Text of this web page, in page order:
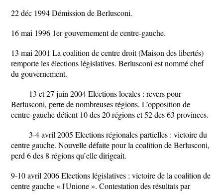
22 déc 1994 Démission de Berlusconi.
16 mai 1996 1er gouvernement de centre-gauche.
13 mai 2001 La coalition de centre droit (Maison des libertés)
remporte les élections législatives. Berlusconi est nommé chef
du gouvernement.
13 et 27 juin 2004 Elections locales : revers pour
Berlusconi, perte de nombreuses régions. L’opposition de
centre-gauche détient 10 des 20 régions et 52 des 63 provinces.
3-4 avril 2005 Elections régionales partielles : victoire du
centre gauche. Nouvelle défaite pour la coalition de Berlusconi,
perd 6 des 8 régions qu’elle dirigeait.
9-10 avril 2006 Elections législatives : victoire de la coalition de
centre gauche « l'Unione ». Contestation des résultats par